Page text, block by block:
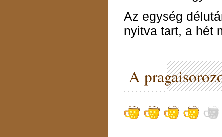
Az egység
nyitva tart, a hét
A